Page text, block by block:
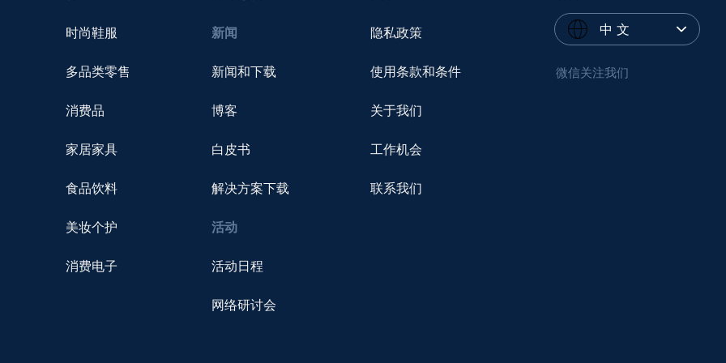
时尚鞋服
多品类零售
消费品
家居家具
食品饮料
美妆个护
消费电子
新闻
新闻和下载
博客
白皮书
解决方案下载
活动
活动日程
网络研讨会
隐私政策
使用条款和条件
关于我们
工作机会
联系我们
中 文
微信关注我们